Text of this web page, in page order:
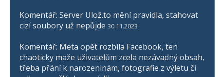
Komentář: Server Ulož.to mění pravidla, stahovat
cizí soubory už nepůjde 30.11.2023
Komentář: Meta opět rozbila Facebook, ten
chaoticky maže uživatelům zcela nezávadný obsah,
třeba přání k narozeninám, fotografie z výletu či